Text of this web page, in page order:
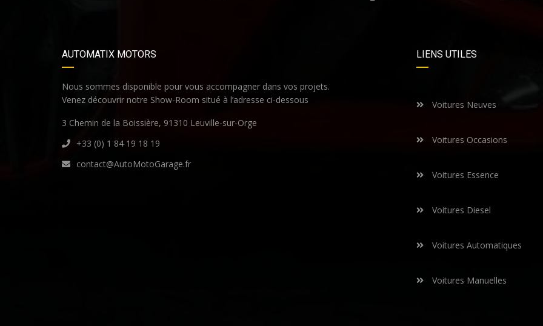
AUTOMATIX MOTORS
Nous sommes disponible pour vous accompagner dans vos projets.
Venez découvrir notre Show-Room situé à l’adresse ci-dessous
3 Chemin de la Boissière, 91310 Leuville-sur-Orge
+33 (0) 1 84 19 18 19
contact@AutoMotoGarage.fr
LIENS UTILES
Voitures Neuves
Voitures Occasions
Voitures Essence
Voitures Diesel
Voitures Automatiques
Voitures Manuelles